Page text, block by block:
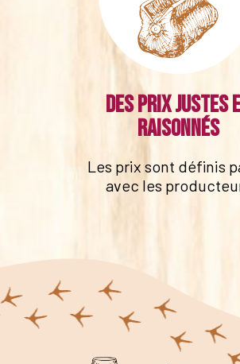
Des prix justes
raisonnés
Les prix sont définis
avec les